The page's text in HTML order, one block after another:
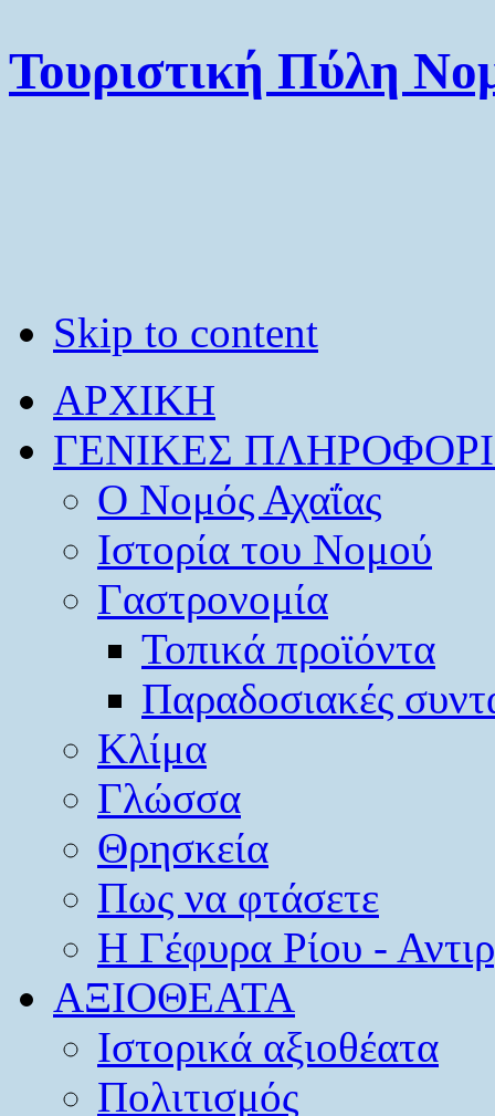
Τουριστική Πύλη
Skip to content
ΑΡΧΙΚΗ
ΓΕΝΙΚΕΣ
O Νομός Αχαΐας
Ιστορία του Νομού
Γαστρονομία
Τοπικά προϊόντα
Παραδοσιακές
Κλίμα
Γλώσσα
Θρησκεία
Πως να φτάσετε
Η Γέφυρα Ρίου -
ΑΞΙΟΘΕΑΤΑ
Ιστορικά αξιοθέατα
Πολιτισμός